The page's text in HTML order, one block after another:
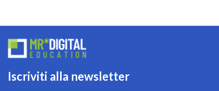
Iscriviti alla newsletter